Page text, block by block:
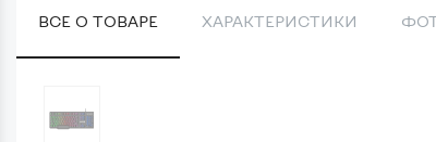
ВСЕ О ТОВАРЕ ХАРАКТЕРИСТИКИ